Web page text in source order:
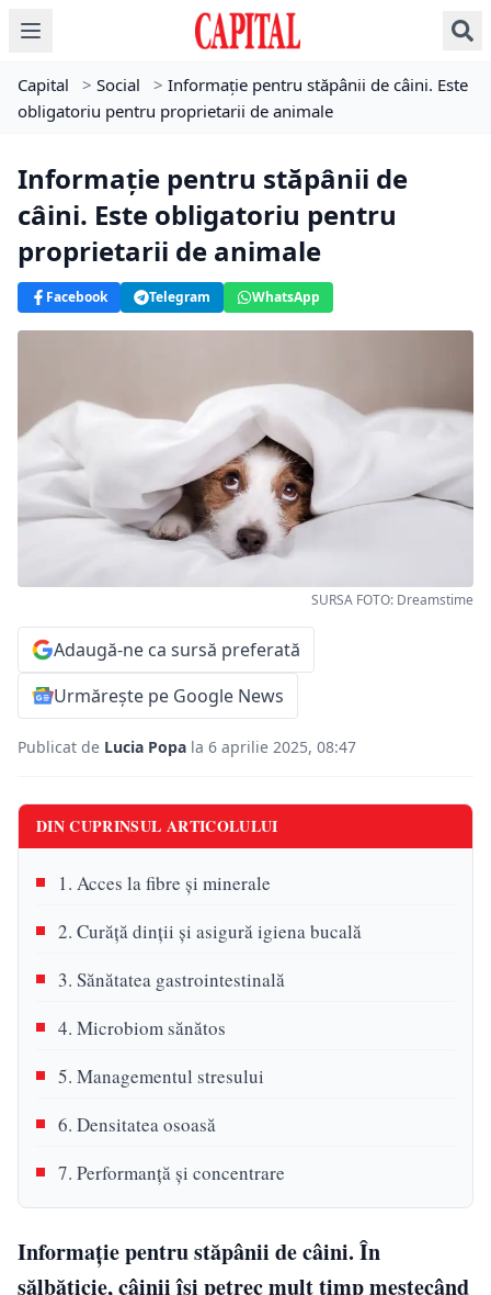
Capital > Social > Informație pentru stăpânii de câini. Este
obligatoriu pentru proprietarii de animale
Informație pentru stăpânii de
câini. Este obligatoriu pentru
proprietarii de animale
Facebook Telegram WhatsApp
SURSA FOTO: Dreamstime
Adaugă-ne ca sursă preferată
Urmărește pe Google News
Publicat de Lucia Popa la 6 aprilie 2025, 08:47
DIN CUPRINSUL ARTICOLULUI
1. Acces la fibre și minerale
2. Curăță dinții și asigură igiena bucală
3. Sănătatea gastrointestinală
4. Microbiom sănătos
5. Managementul stresului
6. Densitatea osoasă
7. Performanță și concentrare
Informație pentru stăpânii de câini. În
sălbăticie, câinii își petrec mult timp mestecând